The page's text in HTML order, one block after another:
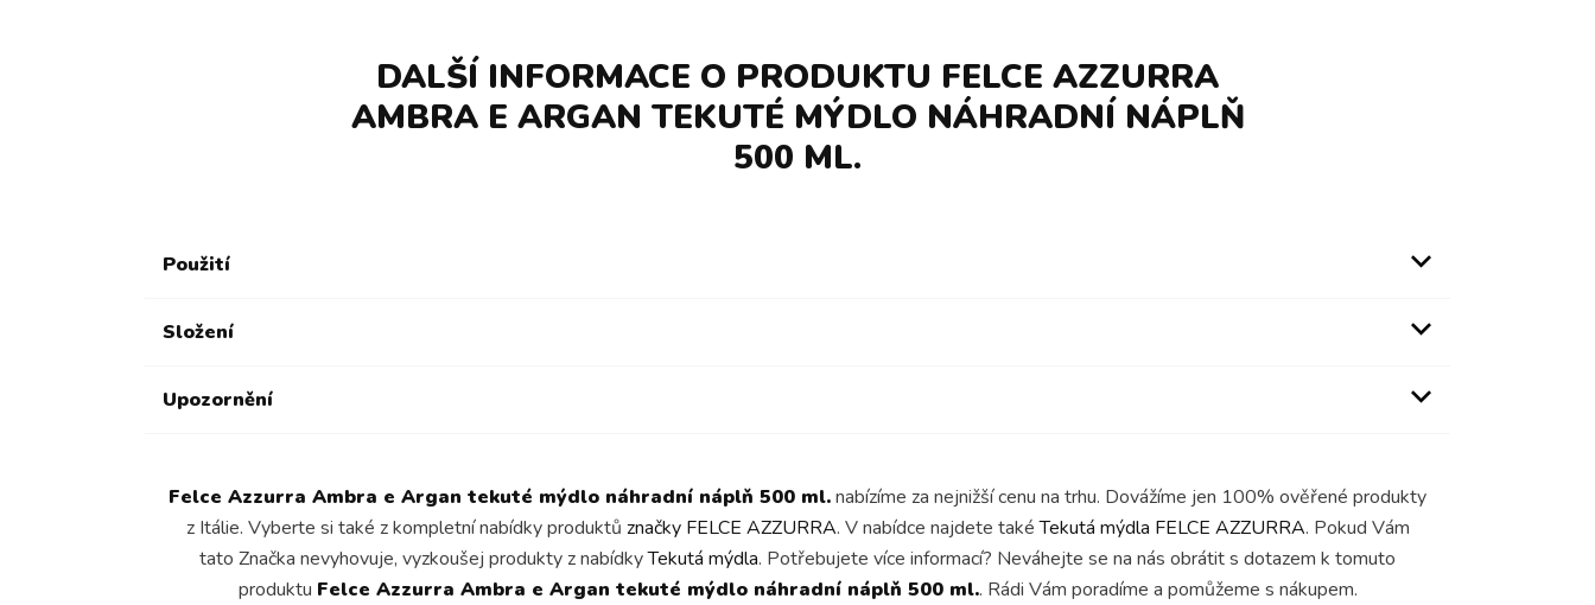
DALŠÍ INFORMACE O PRODUKTU FELCE AZZURRA
AMBRA E ARGAN TEKUTÉ MÝDLO NÁHRADNÍ NÁPLŇ
500 ML.
Použití
Složení
Upozornění
Felce Azzurra Ambra e Argan tekuté mýdlo náhradní náplň 500 ml.nabízíme za nejnižší cenu na trhu. Dovážíme jen 100% ověřené produkty
z Itálie. Vyberte si také z kompletní nabídky produktů značky FELCE AZZURRA. V nabídce najdete takéTekutá mýdla FELCE AZZURRA. Pokud Vám
tato Značka nevyhovuje, vyzkoušej produkty z nabídkyTekutá mýdla. Potřebujete více informací? Neváhejte se na nás obrátit s dotazem k tomuto
produktu Felce Azzurra Ambra e Argan tekuté mýdlo náhradní náplň 500 ml.. Rádi Vám poradíme a pomůžeme s nákupem.